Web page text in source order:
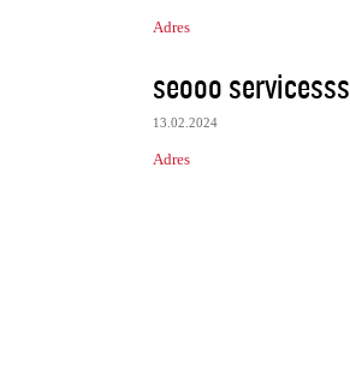
Adres
seooo servicesss
13.02.2024
Adres